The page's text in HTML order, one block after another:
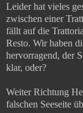
Leider hat vieles
zwischen einer
fällt auf die
Resto. Wir haben
hervorragend, der
klar, oder?
Weiter Richtung
falschen Seeseite